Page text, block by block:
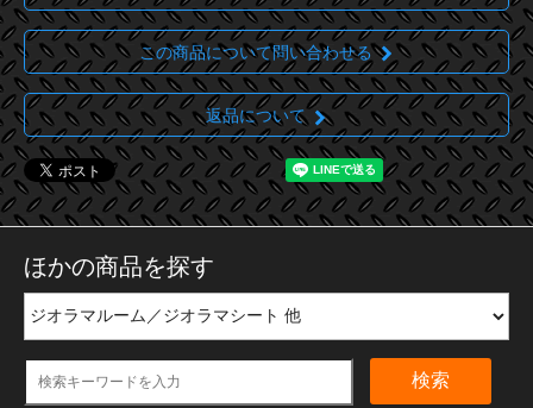
この商品について問い合わせる
返品について
ほかの商品を探す
検索